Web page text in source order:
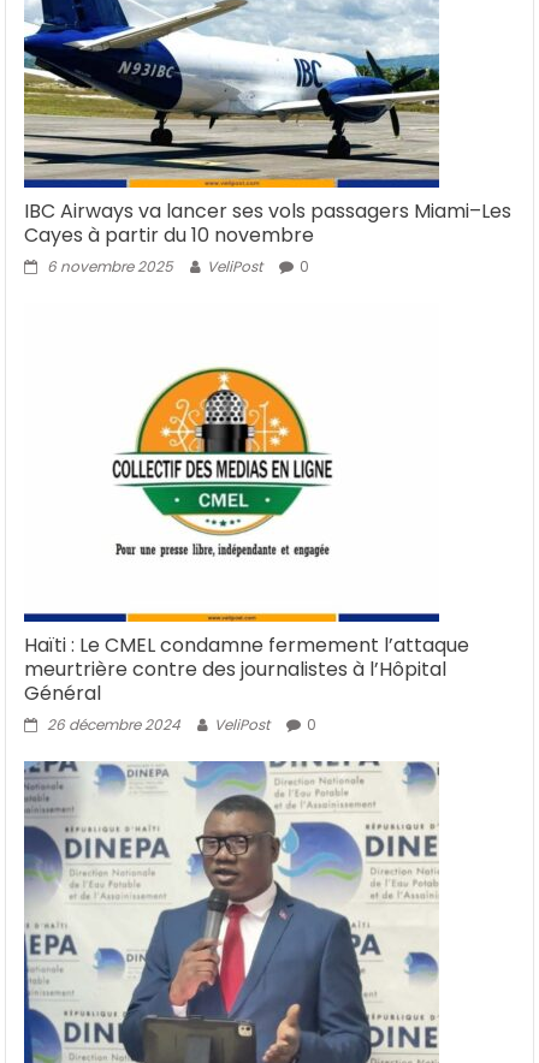
IBC Airways va lancer ses vols passagers Miami–Les
Cayes à partir du 10 novembre
6 novembre 2025 VeliPost 0
Haïti : Le CMEL condamne fermement l’attaque
meurtrière contre des journalistes à l’Hôpital
Général
26 décembre 2024 VeliPost 0